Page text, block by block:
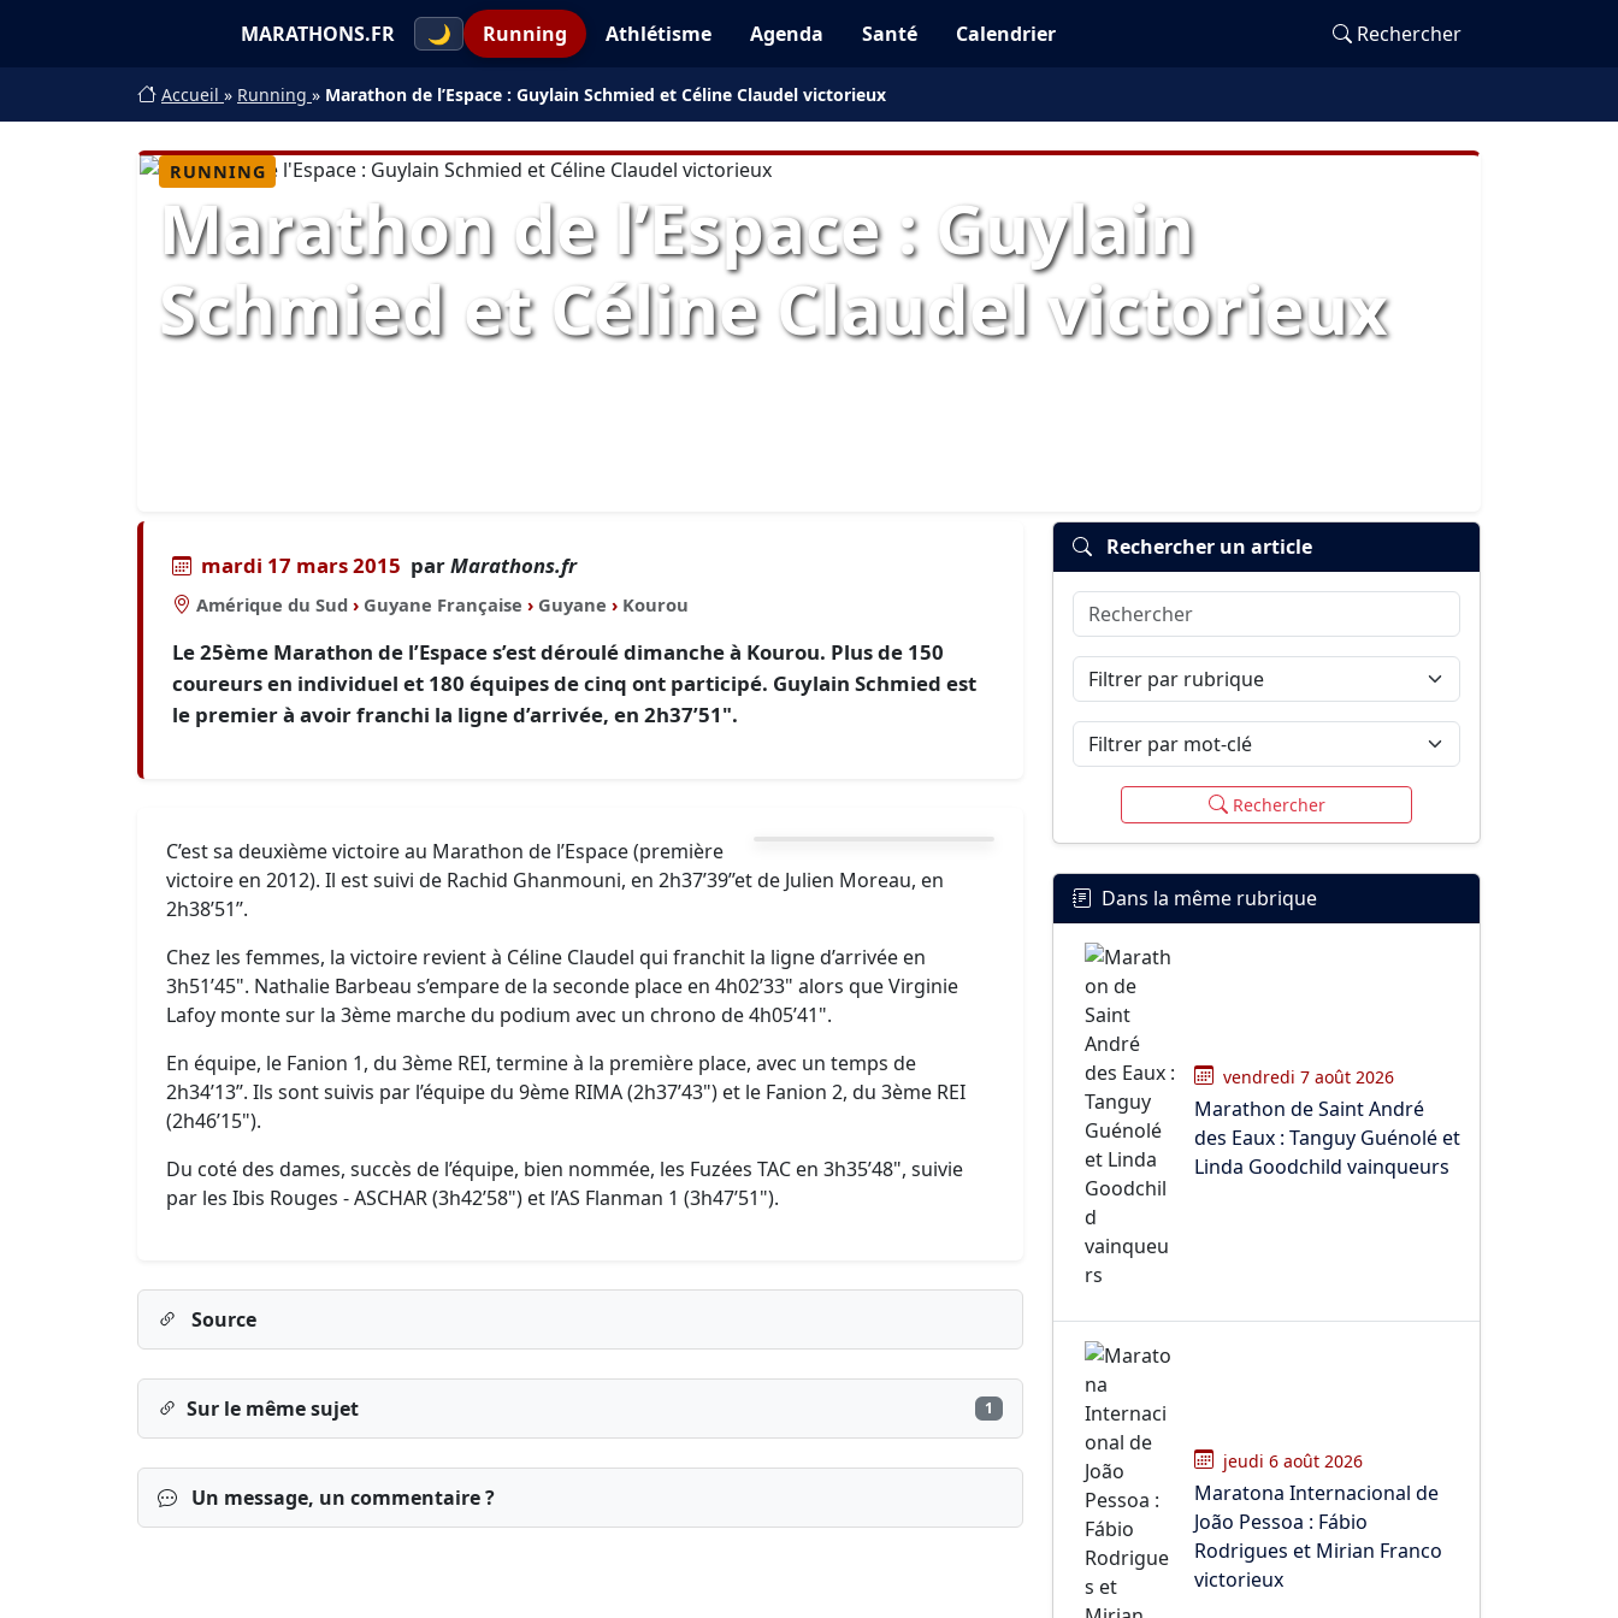
MARATHONS.FR 🌙 Running Athlétisme Agenda Santé Calendrier Rechercher
Accueil » Running » Marathon de l’Espace : Guylain Schmied et Céline Claudel victorieux
RUNNING
Marathon de l’Espace : Guylain
Schmied et Céline Claudel victorieux
mardi 17 mars 2015 parMarathons.fr
Amérique du Sud › Guyane Française › Guyane › Kourou
Le 25ème Marathon de l’Espace s’est déroulé dimanche à Kourou. Plus de 150
coureurs en individuel et 180 équipes de cinq ont participé. Guylain Schmied est
le premier à avoir franchi la ligne d’arrivée, en 2h37’51".
C’est sa deuxième victoire au Marathon de l’Espace (première
victoire en 2012). Il est suivi de Rachid Ghanmouni, en 2h37’39’’et de Julien Moreau, en
2h38’51’’.
Chez les femmes, la victoire revient à Céline Claudel qui franchit la ligne d’arrivée en
3h51’45". Nathalie Barbeau s’empare de la seconde place en 4h02’33" alors que Virginie
Lafoy monte sur la 3ème marche du podium avec un chrono de 4h05’41".
En équipe, le Fanion 1, du 3ème REI, termine à la première place, avec un temps de
2h34’13’’. Ils sont suivis par l’équipe du 9ème RIMA (2h37’43") et le Fanion 2, du 3ème REI
(2h46’15").
Du coté des dames, succès de l’équipe, bien nommée, les Fuzées TAC en 3h35’48", suivie
par les Ibis Rouges - ASCHAR (3h42’58") et l’AS Flanman 1 (3h47’51").
Source
Sur le même sujet 1
Un message, un commentaire ?
Rechercher un article
Rechercher
Filtrer par rubrique
Filtrer par mot-clé
Rechercher
Dans la même rubrique
vendredi 7 août 2026
Marathon de Saint André
des Eaux : Tanguy Guénolé et
Linda Goodchild vainqueurs
jeudi 6 août 2026
Maratona Internacional de
João Pessoa : Fábio
Rodrigues et Mirian Franco
victorieux